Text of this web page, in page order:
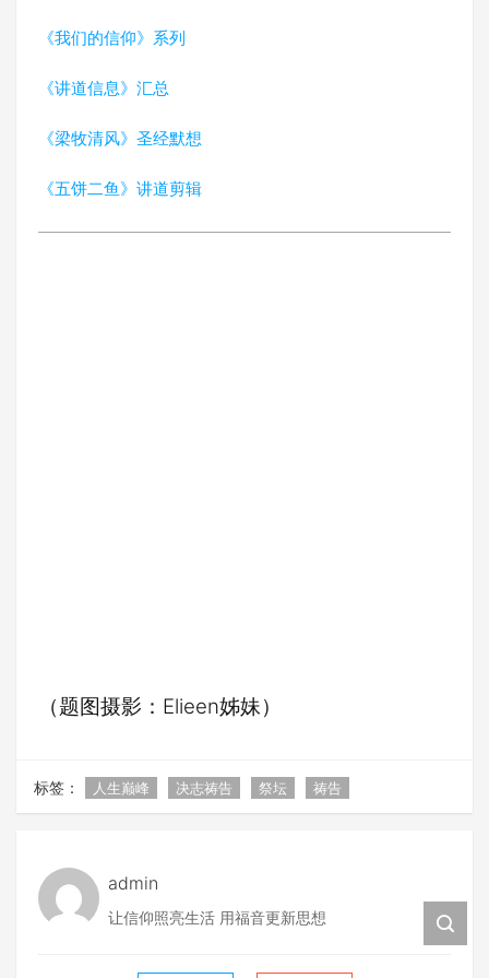
《我们的信仰》系列
《讲道信息》汇总
《梁牧清风》圣经默想
《五饼二鱼》讲道剪辑
（题图摄影：Elieen姊妹）
标签： 人生巅峰 决志祷告 祭坛 祷告
admin
让信仰照亮生活 用福音更新思想